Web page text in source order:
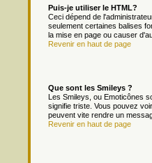
Puis-je utiliser le HTML?
Ceci dépend de
seulement certaines balises
la mise en page ou causer
Revenir en haut de page
Que sont les Smileys ?
Les Smileys, ou Emoticônes
signifie triste. Vous pouvez
peuvent vite rendre un
Revenir en haut de page